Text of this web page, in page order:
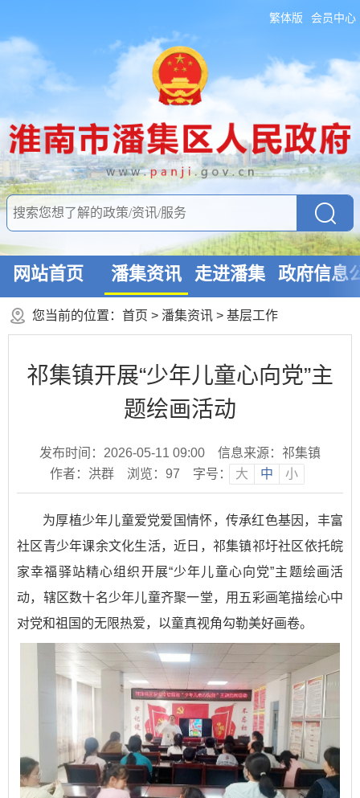
繁体版 会员中心
网站首页 潘集资讯 走进潘集 政府信息
您当前的位置： 首页 > 潘集资讯 > 基层工作
祁集镇开展“少年儿童心向党”主
题绘画活动
发布时间：2026-05-11 09:00
信息来源：祁集镇
作者：洪群
浏览： 97 字号： 大 中 小
为厚植少年儿童爱党爱国情怀，传承红色基因，丰富
社区青少年课余文化生活，近日，祁集镇祁圩社区依托皖
家幸福驿站精心组织开展“少年儿童心向党”主题绘画活
动，辖区数十名少年儿童齐聚一堂，用五彩画笔描绘心中
对党和祖国的无限热爱，以童真视角勾勒美好画卷。